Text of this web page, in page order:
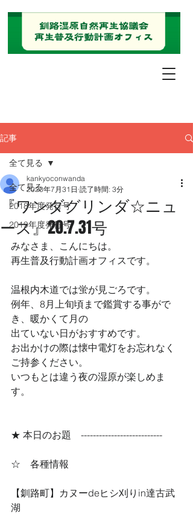
記事
全て見る
2018年度発行号
2019年度発行号
全て見る
『ワンダグリンダ☆ニュ
ース』20.7.31号
kankyoconwanda
2020年7月31日 読了時間: 3分
みなさま、こんにちは。
再生普及行動計画オフィスです。
温根内木道では蛍が見ごろです。
例年、8月上旬頃まで鑑賞する事がで
き、暖かくて月の
出ていない日がおすすめです。
お出かけの際は懐中電灯をお忘れなく
ご持参ください。
いつもとは違う夜の湿原が楽しめま
す。
★ 本日のお題　---------------------------
☆　各種情報
【釧路町】カヌーdeヒシ刈りin達古武
湖